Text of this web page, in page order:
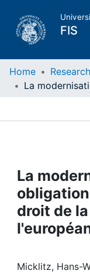
FIS
Home
Projects
People
Awards
Home
La
droit de
Micklitz, Hans-